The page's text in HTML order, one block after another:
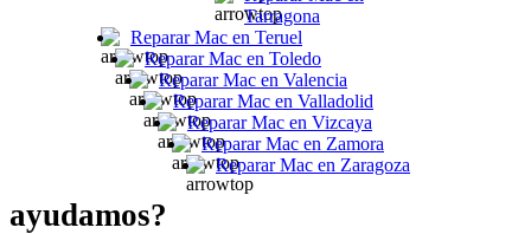
Tarragona
Reparar Mac en Teruel
Reparar Mac en Toledo
Reparar Mac en Valencia
Reparar Mac en Valladolid
Reparar Mac en Vizcaya
Reparar Mac en Zamora
Reparar Mac en Zaragoza
ayudamos?